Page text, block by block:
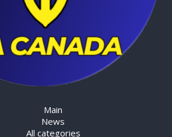
Main
News
All categories